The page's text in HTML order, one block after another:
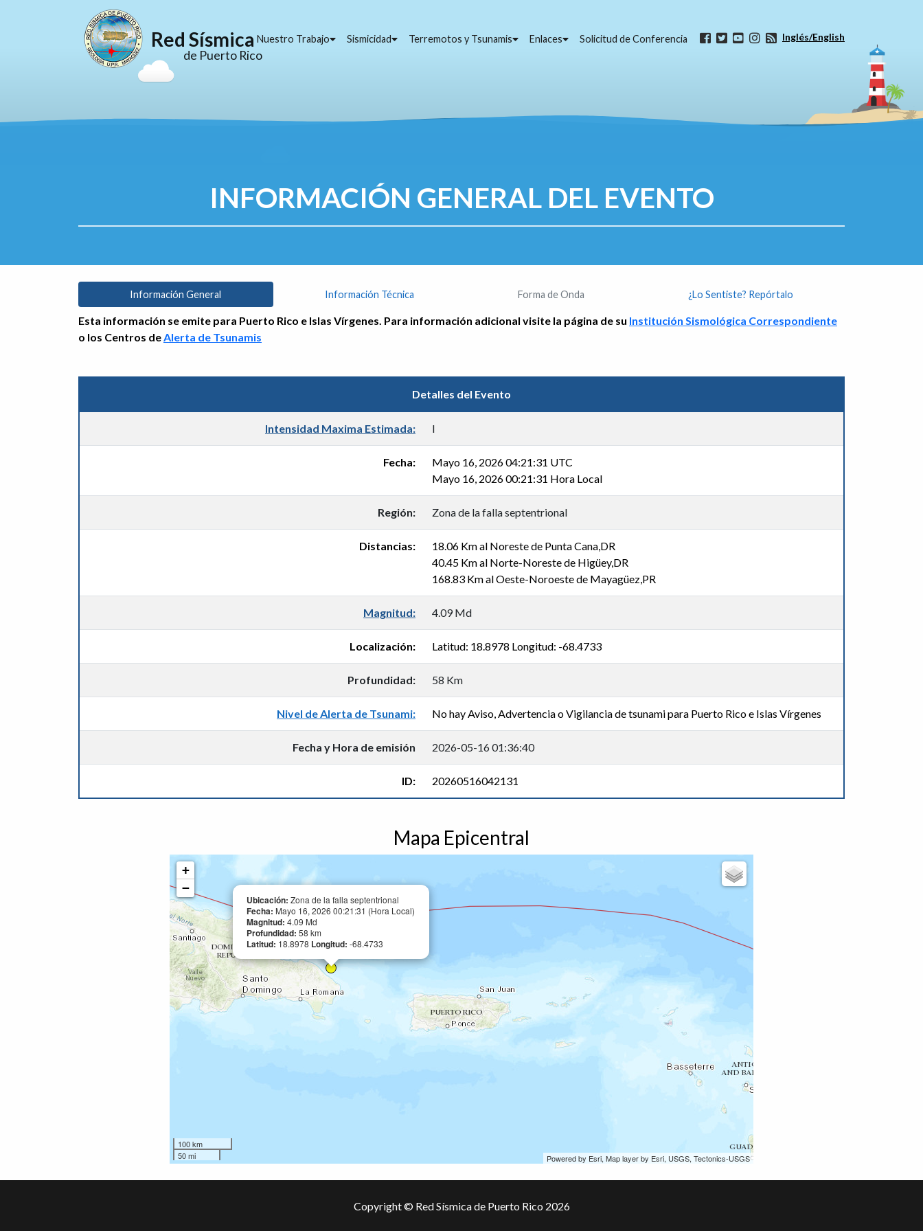
Red Sísmica
de Puerto Rico
Nuestro Trabajo Sismicidad Terremotos y Tsunamis Enlaces Solicitud de Conferencia Inglés/English
INFORMACIÓN GENERAL DEL EVENTO
Información General Información Técnica Forma de Onda ¿Lo Sentiste? Repórtalo
Esta información se emite para Puerto Rico e Islas Vírgenes. Para información adicional visite la página de su Institución Sismológica Correspondiente
o los Centros deAlerta de Tsunamis
Detalles del Evento
Intensidad Maxima Estimada: I
Fecha:
Mayo 16, 2026 04:21:31 UTC
Mayo 16, 2026 00:21:31 Hora Local
Región: Zona de la falla septentrional
Distancias:
18.06 Km al Noreste de Punta Cana,DR
40.45 Km al Norte-Noreste de Higüey,DR
168.83 Km al Oeste-Noroeste de Mayagüez,PR
Magnitud: 4.09 Md
Localización: Latitud: 18.8978 Longitud: -68.4733
Profundidad: 58 Km
Nivel de Alerta de Tsunami: No hay Aviso, Advertencia o Vigilancia de tsunami para Puerto Rico e Islas Vírgenes
Fecha y Hora de emisión 2026-05-16 01:36:40
ID: 20260516042131
Mapa Epicentral
Ubicación: Zona de la falla septentrional
Fecha: Mayo 16, 2026 00:21:31 (Hora Local)
Magnitud: 4.09 Md
Profundidad: 58 km
Latitud: 18.8978 Longitud: -68.4733
+
−
100 km
50 mi
Powered by Esri, Map layer by Esri, USGS, Tectonics-USGS
Copyright © Red Sísmica de Puerto Rico 2026